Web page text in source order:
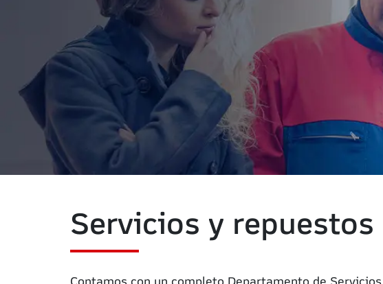
Servicios y repuestos